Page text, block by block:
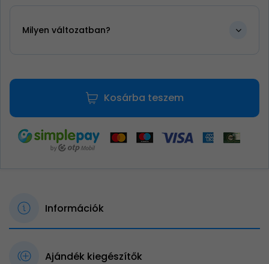
Milyen változatban?
Kosárba teszem
Információk
Ajándék kiegészítők